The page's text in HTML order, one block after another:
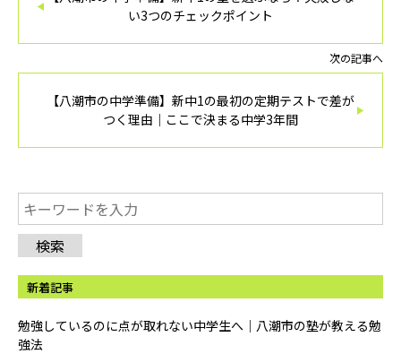
検索
新着記事
勉強しているのに点が取れない中学生へ｜八潮市の塾が教える勉
強法
い3つのチェックポイント
次の記事へ
【八潮市の中学準備】新中1の最初の定期テストで差が
つく理由｜ここで決まる中学3年間